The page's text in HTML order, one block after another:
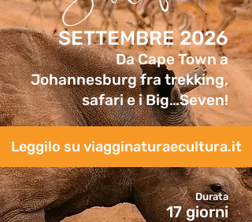
SETTEMBRE 2026
Da Cape Town a
Johannesburg fra trekking,
safari e i Big…Seven!
Leggilo su viagginaturaecultura.it
Durata
17 giorni